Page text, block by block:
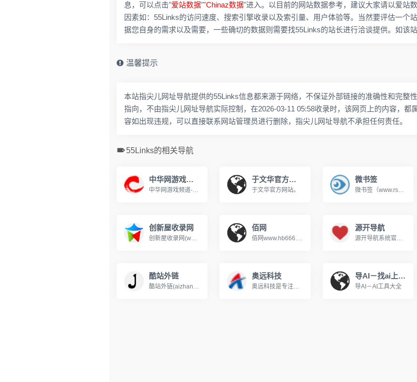
息，可以点击"爱站数据""Chinaz数据"进入。以目前的网站数据参考，建议大家请以爱站
因素如：55Links的访问速度、搜索引擎收录以及索引量、用户体验等。当然要评估一个
据您自身的需求以及需要，一些确切的数据则需要找55Links的站长进行洽谈提供。如该
温馨提示
本站指尖儿网址导航提供的55Links信息都来源于网络，不保证外部链接的准确性和完整
指向，不由指尖儿网址导航实际控制，在2026-03-11 05:58收录时，该网页上的内容，都
容如出现违规，可以直接联系网站管理员进行删除，指尖儿网址导航不承担任何责任。
55Links的相关导航
中华网游戏频道
中华网游戏频道-最了解“你”的游戏资讯门户。
于文华官方网站
于文华官方网站。
微书签
微书签（www.rsswx.com）-微信号!分享有价值的微信资讯，微信文章。微信订阅号,服务号运营人员互助的平台!
创新屋收录网
创新屋收录网(www.chuangxinwu.cn)分类目录，免费收录各行业优秀站点，致力成为站长推广网站的首选，用户自主提交，再由我们编辑、审核，形成网站索引。
佰网
佰网www.hb666.net我们一直倾力于做最好的服务器租用,服务器托管,美国服务器、海外服务器、VPS主机，域名注册，虚拟主机运营商,我公司以科技为先、服务为本、信誉为根!拥有全国优质带宽资源、自建双线机房、稳定的国际线路。
源开导航
源开导航系统官方演示站，源开导航网为您提供网站分类目录索引及网址大全库的建立，旨在为用户提供高效便捷的网址存储和查询服务，同时提供最全的优秀名站导航。
酷站外链
酷站外链(aizhancloud.cn)网站目录，免费提供网站目录分类检索，收录正规的中文网站，网友可以通过网站目录进行分类检索和关键词检索，酷站收录网努力打造互动新颖的网站收录平台。
奥远科技
奥远科技是专注于信息化建设与互联网产品开发的高新科技企业,主要服务于百强企业、上市公司、大型集团网站建设。承接大型电商网站、复杂功能型网站、APP、微信、小程序开发。为客户提供一站式网络营销解决方案。全国统一客服热线：4000-880-989
导AI－找ai上导AI
导AI－AI工具大全